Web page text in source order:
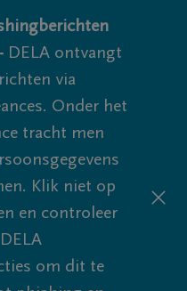
DELA ontvangt
via
Onder het
tracht men
Klik niet op
en controleer
om dit te